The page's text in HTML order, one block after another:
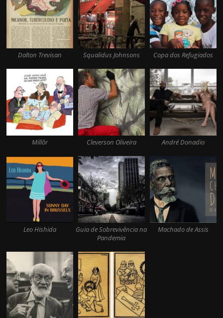
Dalton Trevisan Squalidus Johnsons Copa dos Refugiados
Millôr Cleverson Oliveira André Donadio
Leo Hishida
Guia de Sobrevivência na
Pandemia
Machado de Assis